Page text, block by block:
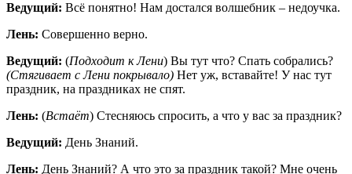
Ведущий: Всё понятно! Нам достался волшебник – недоучка.
Лень: Совершенно верно.
Ведущий: (Подходит к Лени) Вы тут что? Спать собрались?
(Стягивает с Лени покрывало) Нет уж, вставайте! У нас тут
праздник, на праздниках не спят.
Лень: (Встаёт) Стесняюсь спросить, а что у вас за праздник?
Ведущий: День Знаний.
Лень: День Знаний? А что это за праздник такой? Мне очень